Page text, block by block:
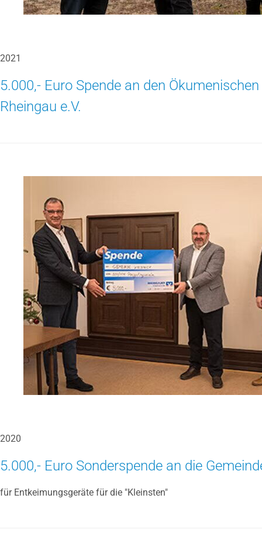
2021
5.000,- Euro Spende an den
Rheingau e.V.
2020
5.000,- Euro Sonderspende an die
für Entkeimungsgeräte für die "Kleinsten"